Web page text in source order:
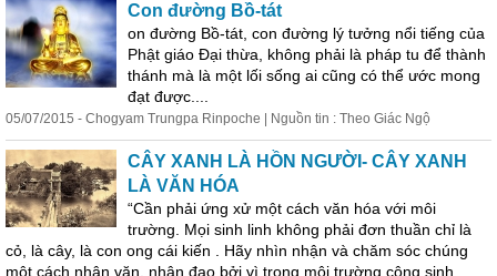
Con đường Bồ-tát
on đường Bồ-tát, con đường lý tưởng nổi tiếng của
Phật giáo Đại thừa, không phải là pháp tu để thành
thánh mà là một lối sống ai cũng có thể ước mong
đạt được....
05/07/2015 - Chogyam Trungpa Rinpoche | Nguồn tin : Theo Giác Ngộ
CÂY XANH LÀ HỒN NGƯỜI- CÂY XANH
LÀ VĂN HÓA
“Cần phải ứng xử một cách văn hóa với môi
trường. Mọi sinh linh không phải đơn thuần chỉ là
cỏ, là cây, là con ong cái kiến . Hãy nhìn nhận và chăm sóc chúng
một cách nhân văn, nhân đạo bởi vì trong môi trường cộng sinh